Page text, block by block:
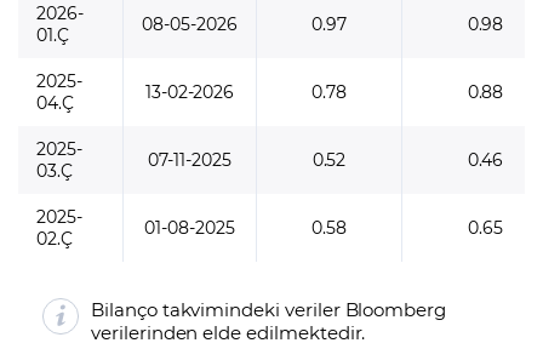
2026-
01.Ç
08-05-2026 0.97 0.98
2025-
04.Ç
13-02-2026 0.78 0.88
2025-
03.Ç
07-11-2025 0.52 0.46
2025-
02.Ç
01-08-2025 0.58 0.65
Bilanço takvimindeki veriler Bloomberg
verilerinden elde edilmektedir.